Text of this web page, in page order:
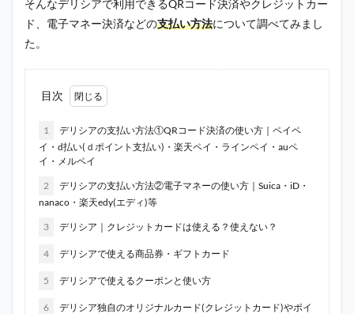
そんなデリシアで利用できるQRコード決済やクレジットカー
ド、電子マネー決済などの支払い方法について調べてみまし
た。
目次
1
デリシアの支払い方法①QRコード決済の使い方｜ペイペ
イ・d払い(ｄポイント支払い)・楽天ペイ・ラインペイ・auペ
イ・メルペイ
2
デリシアの支払い方法②電子マネーの使い方｜Suica・iD・
nanaco・楽天edy(エディ)等
3 デリシア｜クレジットカードは使える？使えない？
4 デリシアで使える商品券・ギフトカード
5 デリシアで使えるクーポンと使い方
6
デリシア独自のオリジナルカード(クレジットカード)やポイ